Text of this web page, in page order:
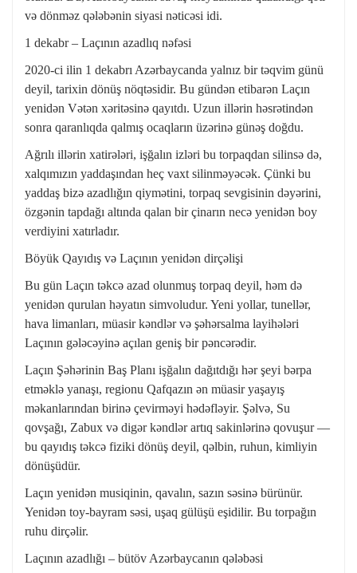
və dönməz qələbənin siyasi nəticəsi idi.
1 dekabr – Laçının azadlıq nəfəsi
2020-ci ilin 1 dekabrı Azərbaycanda yalnız bir təqvim günü
deyil, tarixin dönüş nöqtəsidir. Bu gündən etibarən Laçın
yenidən Vətən xəritəsinə qayıtdı. Uzun illərin həsrətindən
sonra qaranlıqda qalmış ocaqların üzərinə günəş doğdu.
Ağrılı illərin xatirələri, işğalın izləri bu torpaqdan silinsə də,
xalqımızın yaddaşından heç vaxt silinməyəcək. Çünki bu
yaddaş bizə azadlığın qiymətini, torpaq sevgisinin dəyərini,
özgənin tapdağı altında qalan bir çinarın necə yenidən boy
verdiyini xatırladır.
Böyük Qayıdış və Laçının yenidən dirçəlişi
Bu gün Laçın təkcə azad olunmuş torpaq deyil, həm də
yenidən qurulan həyatın simvoludur. Yeni yollar, tunellər,
hava limanları, müasir kəndlər və şəhərsalma layihələri
Laçının gələcəyinə açılan geniş bir pəncərədir.
Laçın Şəhərinin Baş Planı işğalın dağıtdığı hər şeyi bərpa
etməklə yanaşı, regionu Qafqazın ən müasir yaşayış
məkanlarından birinə çevirməyi hədəfləyir. Şəlvə, Su
qovşağı, Zabux və digər kəndlər artıq sakinlərinə qovuşur —
bu qayıdış təkcə fiziki dönüş deyil, qəlbin, ruhun, kimliyin
dönüşüdür.
Laçın yenidən musiqinin, qavalın, sazın səsinə bürünür.
Yenidən toy-bayram səsi, uşaq gülüşü eşidilir. Bu torpağın
ruhu dirçəlir.
Laçının azadlığı – bütöv Azərbaycanın qələbəsi